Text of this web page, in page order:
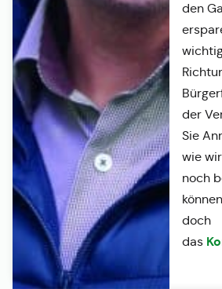
den
der
Sie
wie
noch
doch
das